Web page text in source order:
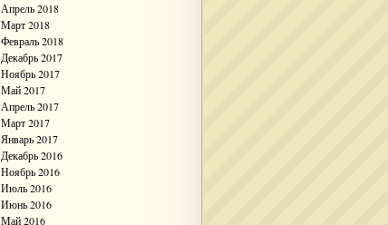
Апрель 2018
Март 2018
Февраль 2018
Декабрь 2017
Ноябрь 2017
Май 2017
Апрель 2017
Март 2017
Январь 2017
Декабрь 2016
Ноябрь 2016
Июль 2016
Июнь 2016
Май 2016